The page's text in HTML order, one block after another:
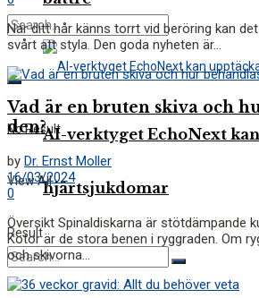
No Result
View All
Result
AI-verktyget EchoNext
hjärtsjukdomar
När ditt hår känns torrt vid beröring kan
svårt att styla. Den goda nyheten är...
Vad är en bruten skiva och
den?
by Dr. Ernst Moller
16/03/2024
0
Översikt Spinaldiskarna är stötdämpande
Kotor är de stora benen i ryggraden. Om
och skivorna...